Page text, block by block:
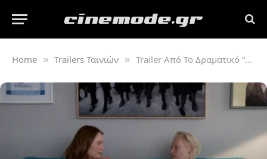
Home » Trailers Ταινιών » Trailer Από Το Δραματικό “The Room Next Door”